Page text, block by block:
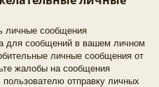
личные сообщения
для сообщений в вашем личном
личные сообщения от
жалобы на сообщения
отправку личных